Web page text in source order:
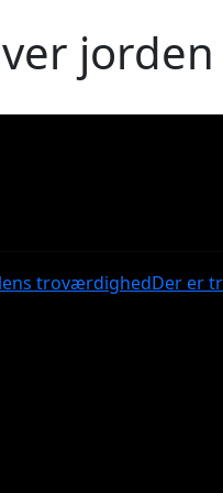
troværdighedDer er